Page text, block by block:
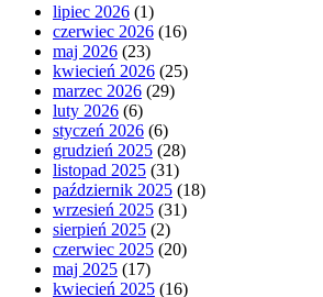
lipiec 2026 (1)
czerwiec 2026 (16)
maj 2026 (23)
kwiecień 2026 (25)
marzec 2026 (29)
luty 2026 (6)
styczeń 2026 (6)
grudzień 2025 (28)
listopad 2025 (31)
październik 2025 (18)
wrzesień 2025 (31)
sierpień 2025 (2)
czerwiec 2025 (20)
maj 2025 (17)
kwiecień 2025 (16)